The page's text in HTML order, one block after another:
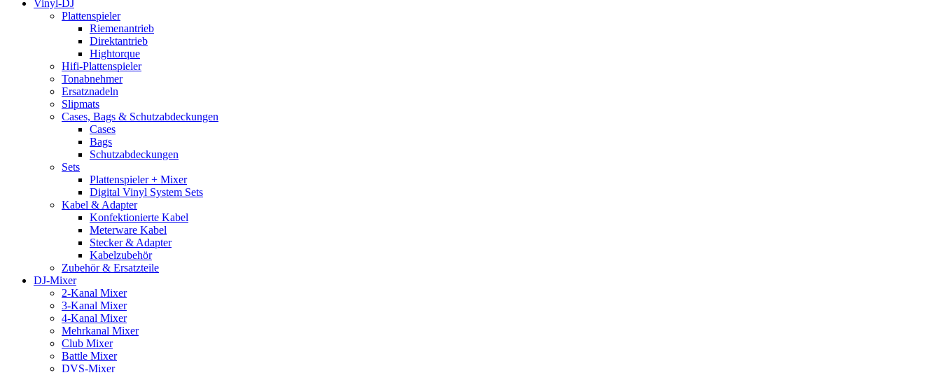
Vinyl-DJ
Plattenspieler
Riemenantrieb
Direktantrieb
Hightorque
Hifi-Plattenspieler
Tonabnehmer
Ersatznadeln
Slipmats
Cases, Bags & Schutzabdeckungen
Cases
Bags
Schutzabdeckungen
Sets
Plattenspieler + Mixer
Digital Vinyl System Sets
Kabel & Adapter
Konfektionierte Kabel
Meterware Kabel
Stecker & Adapter
Kabelzubehör
Zubehör & Ersatzteile
DJ-Mixer
2-Kanal Mixer
3-Kanal Mixer
4-Kanal Mixer
Mehrkanal Mixer
Club Mixer
Battle Mixer
DVS-Mixer